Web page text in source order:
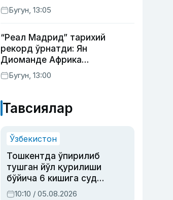
телефон орқали
суҳбатлашди
Бугун, 13:05
“Реал Мадрид” тарихий
рекорд ўрнатди: Ян
Диоманде Африка
футболидаги энг қиммат
трансферга айланди
Бугун, 13:00
Тавсиялар
Ўзбекистон
Тошкентда ўпирилиб
тушган йўл қурилиши
бўйича 6 кишига суд
ҳукми ўқилди
10:10 / 05.08.2026